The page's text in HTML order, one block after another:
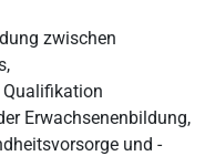
zwischen
Erwachsenenbildung,
und -